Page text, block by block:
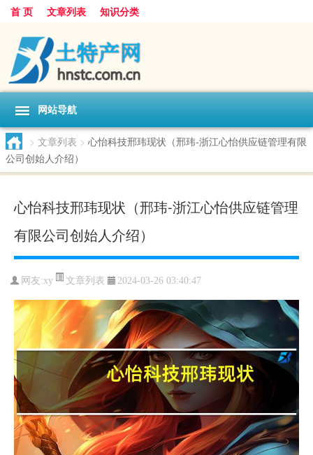
首 页 文章列表 知识分类
网站导航
> 文章列表 > 心怡科技邢玮现状（邢玮-浙江心怡供应链管理有限
公司创始人介绍）
心怡科技邢玮现状（邢玮-浙江心怡供应链管理
有限公司创始人介绍）
网友:xy 文章列表 2024-03-26 03:40:47